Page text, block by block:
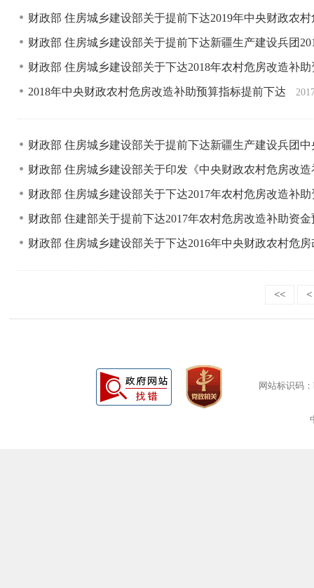
财政部 住房城乡建设部关于提前下达2019年中央财政农
财政部 住房城乡建设部关于提前下达新疆生产建设兵团
财政部 住房城乡建设部关于下达2018年农村危房改造补
2018年中央财政农村危房改造补助预算指标提前下达
财政部 住房城乡建设部关于提前下达新疆生产建设兵团
财政部 住房城乡建设部关于印发《中央财政农村危房改
财政部 住房城乡建设部关于下达2017年农村危房改造补
财政部 住建部关于提前下达2017年农村危房改造补助资
财政部 住房城乡建设部关于下达2016年中央财政农村危
<< <
网站标识码